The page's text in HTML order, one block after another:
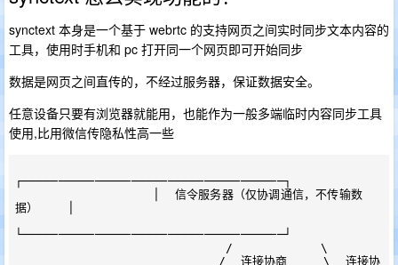
synctext 本身是一个基于 webrtc 的支持网页之间实时同步文本内容的
工具，使用时手机和 pc 打开同一个网页即可开始同步
数据是网页之间直传的，不经过服务器，保证数据安全。
任意设备只要有浏览器就能用，也能作为一般多端临时内容同步工具
使用,比用微信传隐私性高一些
┌────────────────────────────────────┐
据）    │
└────────────────────────────────────┘